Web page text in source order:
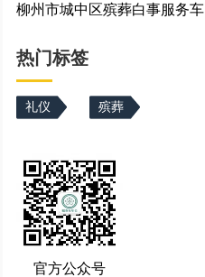
柳州市城中区殡葬白事服务车
热门标签
礼仪 殡葬
官方公众号